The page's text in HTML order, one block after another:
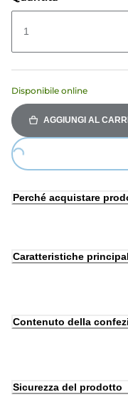
1
Disponibile online
AGGIUNGI AL
Loading...
Perché acquistare
Caratteristiche
Contenuto della
Sicurezza del prodotto